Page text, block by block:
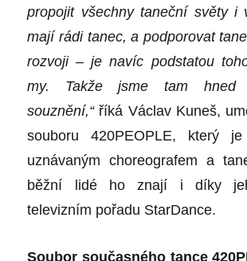
propojit všechny taneční světy i
mají rádi tanec, a podporovat
rozvoji – je navíc podstatou
my. Takže jsme tam hned
souznění,“ říká Václav Kuneš,
souboru 420PEOPLE, který je
uznávaným choreografem a
běžní lidé ho znají i díky
televizním pořadu StarDance.
Soubor současného tance